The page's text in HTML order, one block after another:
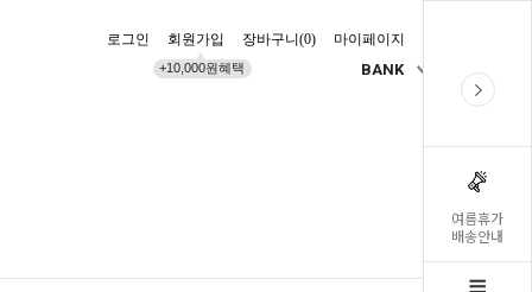
여름휴가
배송안내
로그인 회원가입
+10,000원혜택
장바구니(0) 마이페이지
BANK